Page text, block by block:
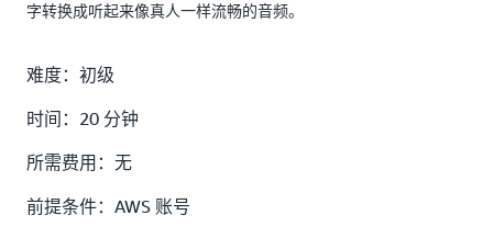
字转换成听起来像真人一样流畅的音频。
难度：初级
时间：20 分钟
所需费用：无
前提条件：AWS 账号